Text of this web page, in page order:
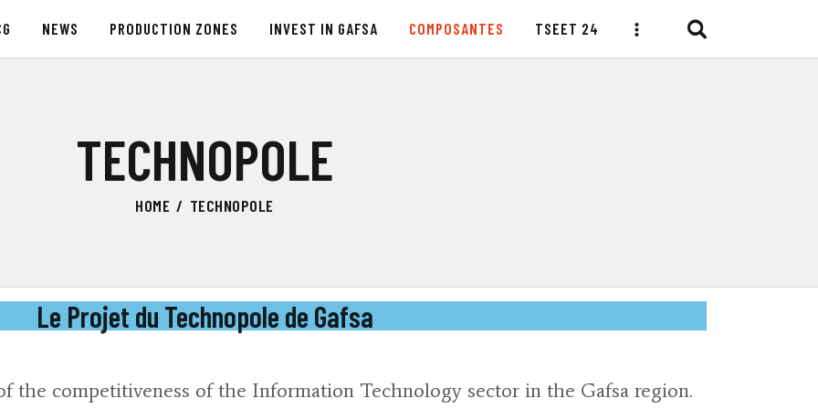
NEWS PRODUCTION ZONES INVEST IN GAFSA COMPOSANTES TSEET 24
TECHNOPOLE
HOME TECHNOPOLE
INVEST IN GAFSA
ENLe Projet du Technopole de Gafsa
the competitiveness of the Information Technology sector in the Gafsa region.